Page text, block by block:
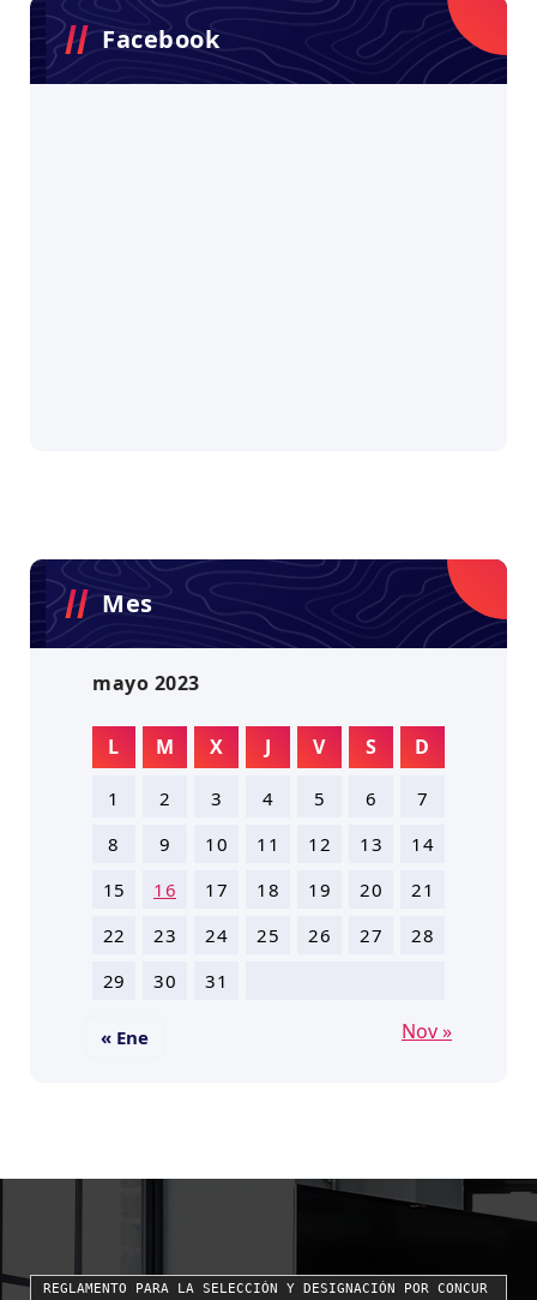
Facebook
Mes
mayo 2023
L M X J V S D
1 2 3 4 5 6
7
8
9 10 11 12 13
14
15
16 17 18 19 20
21
22
23 24 25 26 27
28
29
30 31
« Ene Nov »
REGLAMENTO PARA LA SELECCIÓN Y DESIGNACIÓN POR CONCUR